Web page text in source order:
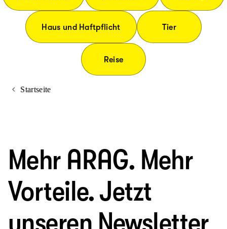
Haus und Haftpflicht Tier
Reise
Startseite
Mehr ARAG. Mehr
Vorteile. Jetzt